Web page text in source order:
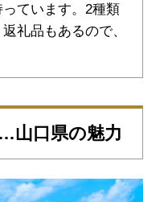
ています。2種類
礼品もあるので、
山口県の魅力